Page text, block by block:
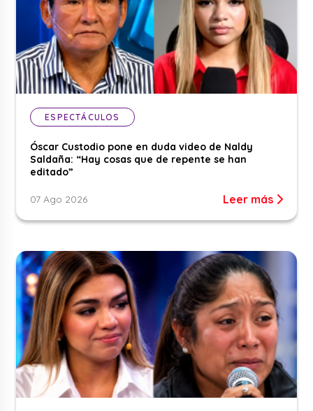
ESPECTÁCULOS
Óscar Custodio pone en duda video de Naldy
Saldaña: “Hay cosas que de repente se han
editado”
07 Ago 2026 Leer más